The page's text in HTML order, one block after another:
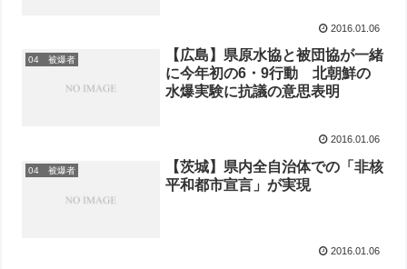
2016.01.06
04 被爆者
【広島】県原水協と被団協が一緒
に今年初の6・9行動 北朝鮮の
水爆実験に抗議の意思表明
2016.01.06
04 被爆者
【茨城】県内全自治体での「非核
平和都市宣言」が実現
2016.01.06